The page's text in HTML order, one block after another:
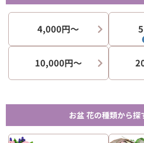
4,000円〜
10,000円〜
お盆 花の種類から探